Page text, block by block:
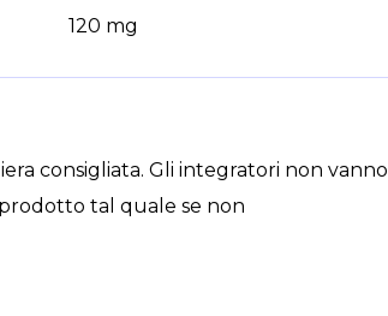
120 mg
consigliata. Gli integratori non vanno
tal quale se non